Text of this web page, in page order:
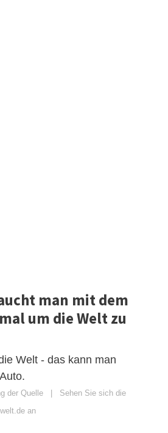
man mit dem
um die Welt zu
Welt - das kann man
der Quelle | Sehen Sie sich die
an